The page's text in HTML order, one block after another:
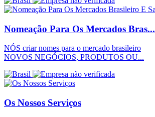
Nomeação Para Os Mercados Bras...
NÓS criar nomes para o mercado brasileiro
NOVOS NEGÓCIOS, PRODUTOS OU...
Os Nossos Serviços